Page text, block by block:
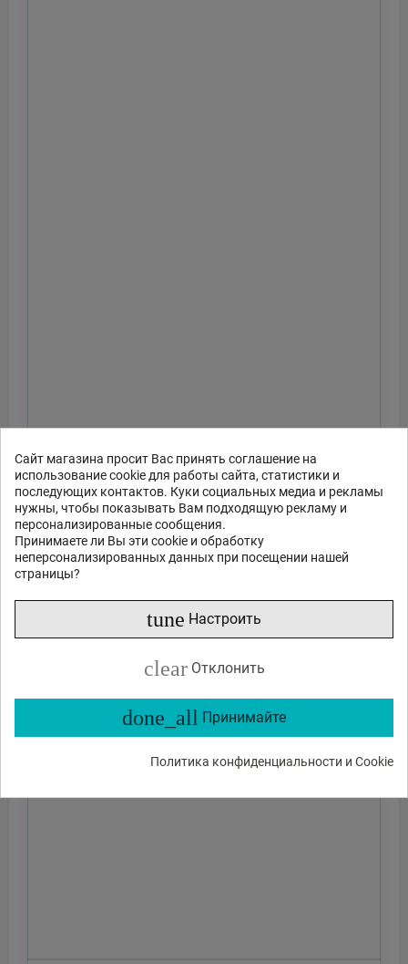
Сайт магазина просит Вас принять соглашение на
использование cookie для работы сайта, статистики и
последующих контактов. Куки социальных медиа и рекламы
нужны, чтобы показывать Вам подходящую рекламу и
персонализированные сообщения.
Принимаете ли Вы эти cookie и обработку
неперсонализированных данных при посещении нашей
страницы?
tune Настроить
clear Отклонить
done_all Принимайте
Политика конфиденциальности и Cookie